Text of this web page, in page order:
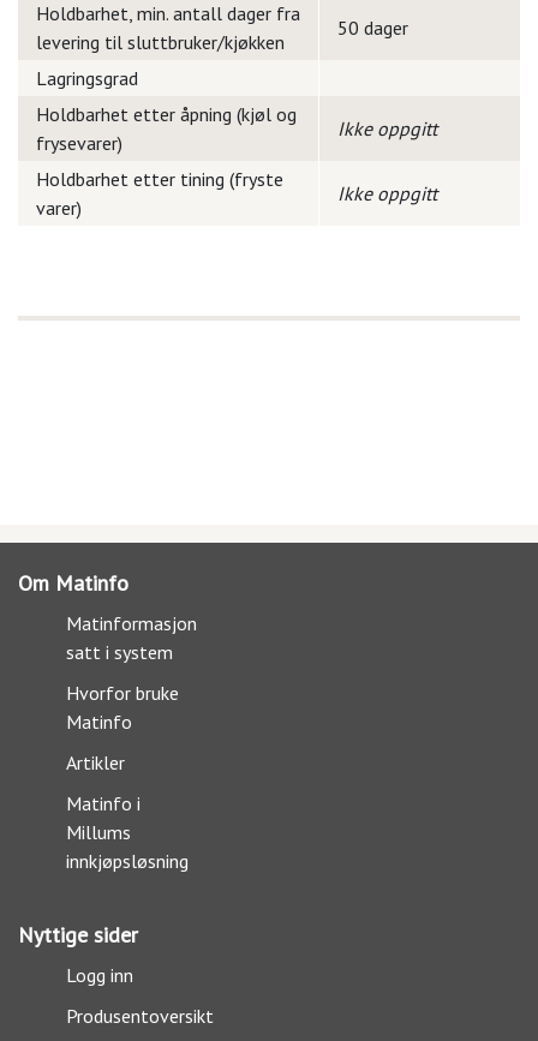
Holdbarhet, min. antall dager fra
levering til sluttbruker/kjøkken
50 dager
Lagringsgrad
Holdbarhet etter åpning (kjøl og
frysevarer)
Ikke oppgitt
Holdbarhet etter tining (fryste
varer)
Ikke oppgitt
Om Matinfo
Matinformasjon
satt i system
Hvorfor bruke
Matinfo
Artikler
Matinfo i
Millums
innkjøpsløsning
Nyttige sider
Logg inn
Produsentoversikt